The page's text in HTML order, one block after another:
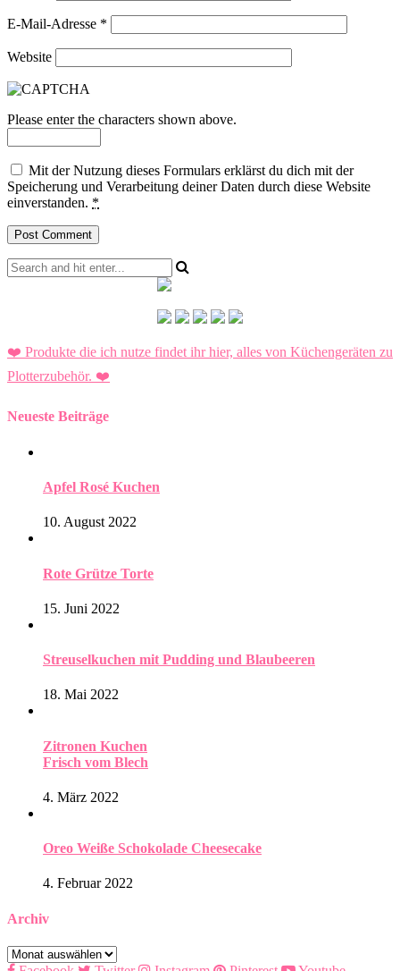
E-Mail-Adresse *
Website
Please enter the characters shown above.
Mit der Nutzung dieses Formulars erklärst du dich mit der
Speicherung und Verarbeitung deiner Daten durch diese Website
einverstanden. *
❤️ Produkte die ich nutze findet ihr hier, alles von Küchengeräten zu
Plotterzubehör. ❤️
Neueste Beiträge
Apfel Rosé Kuchen
10. August 2022
Rote Grütze Torte
15. Juni 2022
Streuselkuchen mit Pudding und Blaubeeren
18. Mai 2022
Zitronen Kuchen
Frisch vom Blech
4. März 2022
Oreo Weiße Schokolade Cheesecake
4. Februar 2022
Archiv
Archiv